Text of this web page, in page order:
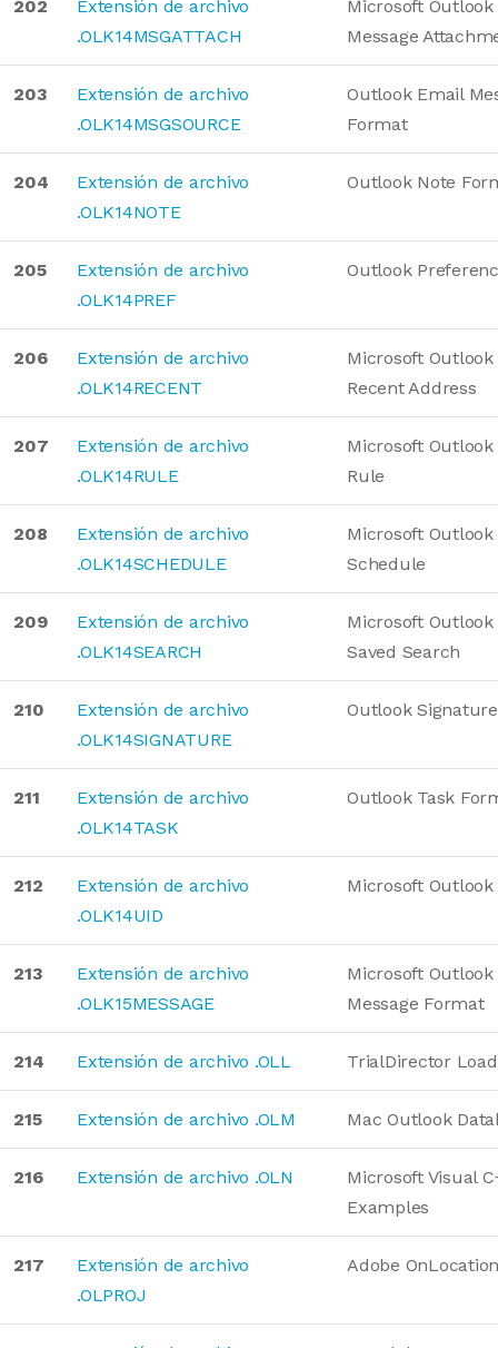
202
Extensión de archivo
.OLK14MSGATTACH
Microsoft Outlook
Message
203
Extensión de archivo
.OLK14MSGSOURCE
Outlook Email
Format
204
Extensión de archivo
.OLK14NOTE
Outlook Note
205
Extensión de archivo
.OLK14PREF
Outlook
206
Extensión de archivo
.OLK14RECENT
Microsoft Outlook
Recent Address
207
Extensión de archivo
.OLK14RULE
Microsoft Outlook
Rule
208
Extensión de archivo
.OLK14SCHEDULE
Microsoft Outlook
Schedule
209
Extensión de archivo
.OLK14SEARCH
Microsoft Outlook
Saved Search
210
Extensión de archivo
.OLK14SIGNATURE
Outlook
211
Extensión de archivo
.OLK14TASK
Outlook Task
212
Extensión de archivo
.OLK14UID
Microsoft Outlook
213
Extensión de archivo
.OLK15MESSAGE
Microsoft Outlook
Message Format
214 Extensión de archivo .OLL TrialDirector Load
215 Extensión de archivo .OLM Mac Outlook
216 Extensión de archivo .OLN
Microsoft Visual
Examples
217
Extensión de archivo
.OLPROJ
Adobe